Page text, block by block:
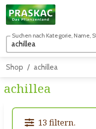
Shop achillea
achillea
13 filtern.